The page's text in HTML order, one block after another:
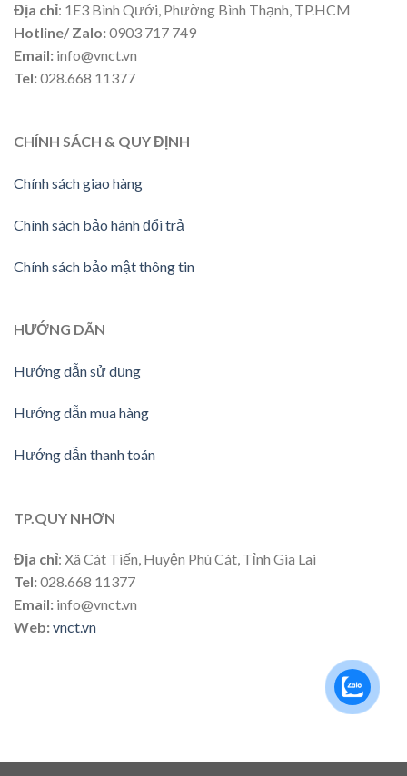
Địa chỉ: 1E3 Bình Qưới, Phường Bình Thạnh, TP.HCM
Hotline/ Zalo:0903 717 749
Email: info@vnct.vn
Tel:028.668 11377
CHÍNH SÁCH & QUY ĐỊNH
Chính sách giao hàng
Chính sách bảo hành đổi trả
Chính sách bảo mật thông tin
HƯỚNG DÃN
Hướng dẫn sử dụng
Hướng dẫn mua hàng
Hướng dẫn thanh toán
TP.QUY NHƠN
Địa chỉ: Xã Cát Tiến, Huyện Phù Cát, Tỉnh Gia Lai
Tel:028.668 11377
Email: info@vnct.vn
Web:vnct.vn